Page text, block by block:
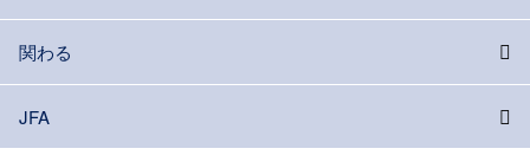
関わる
JFA